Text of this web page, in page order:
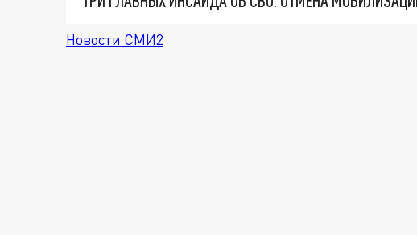
Новости СМИ2